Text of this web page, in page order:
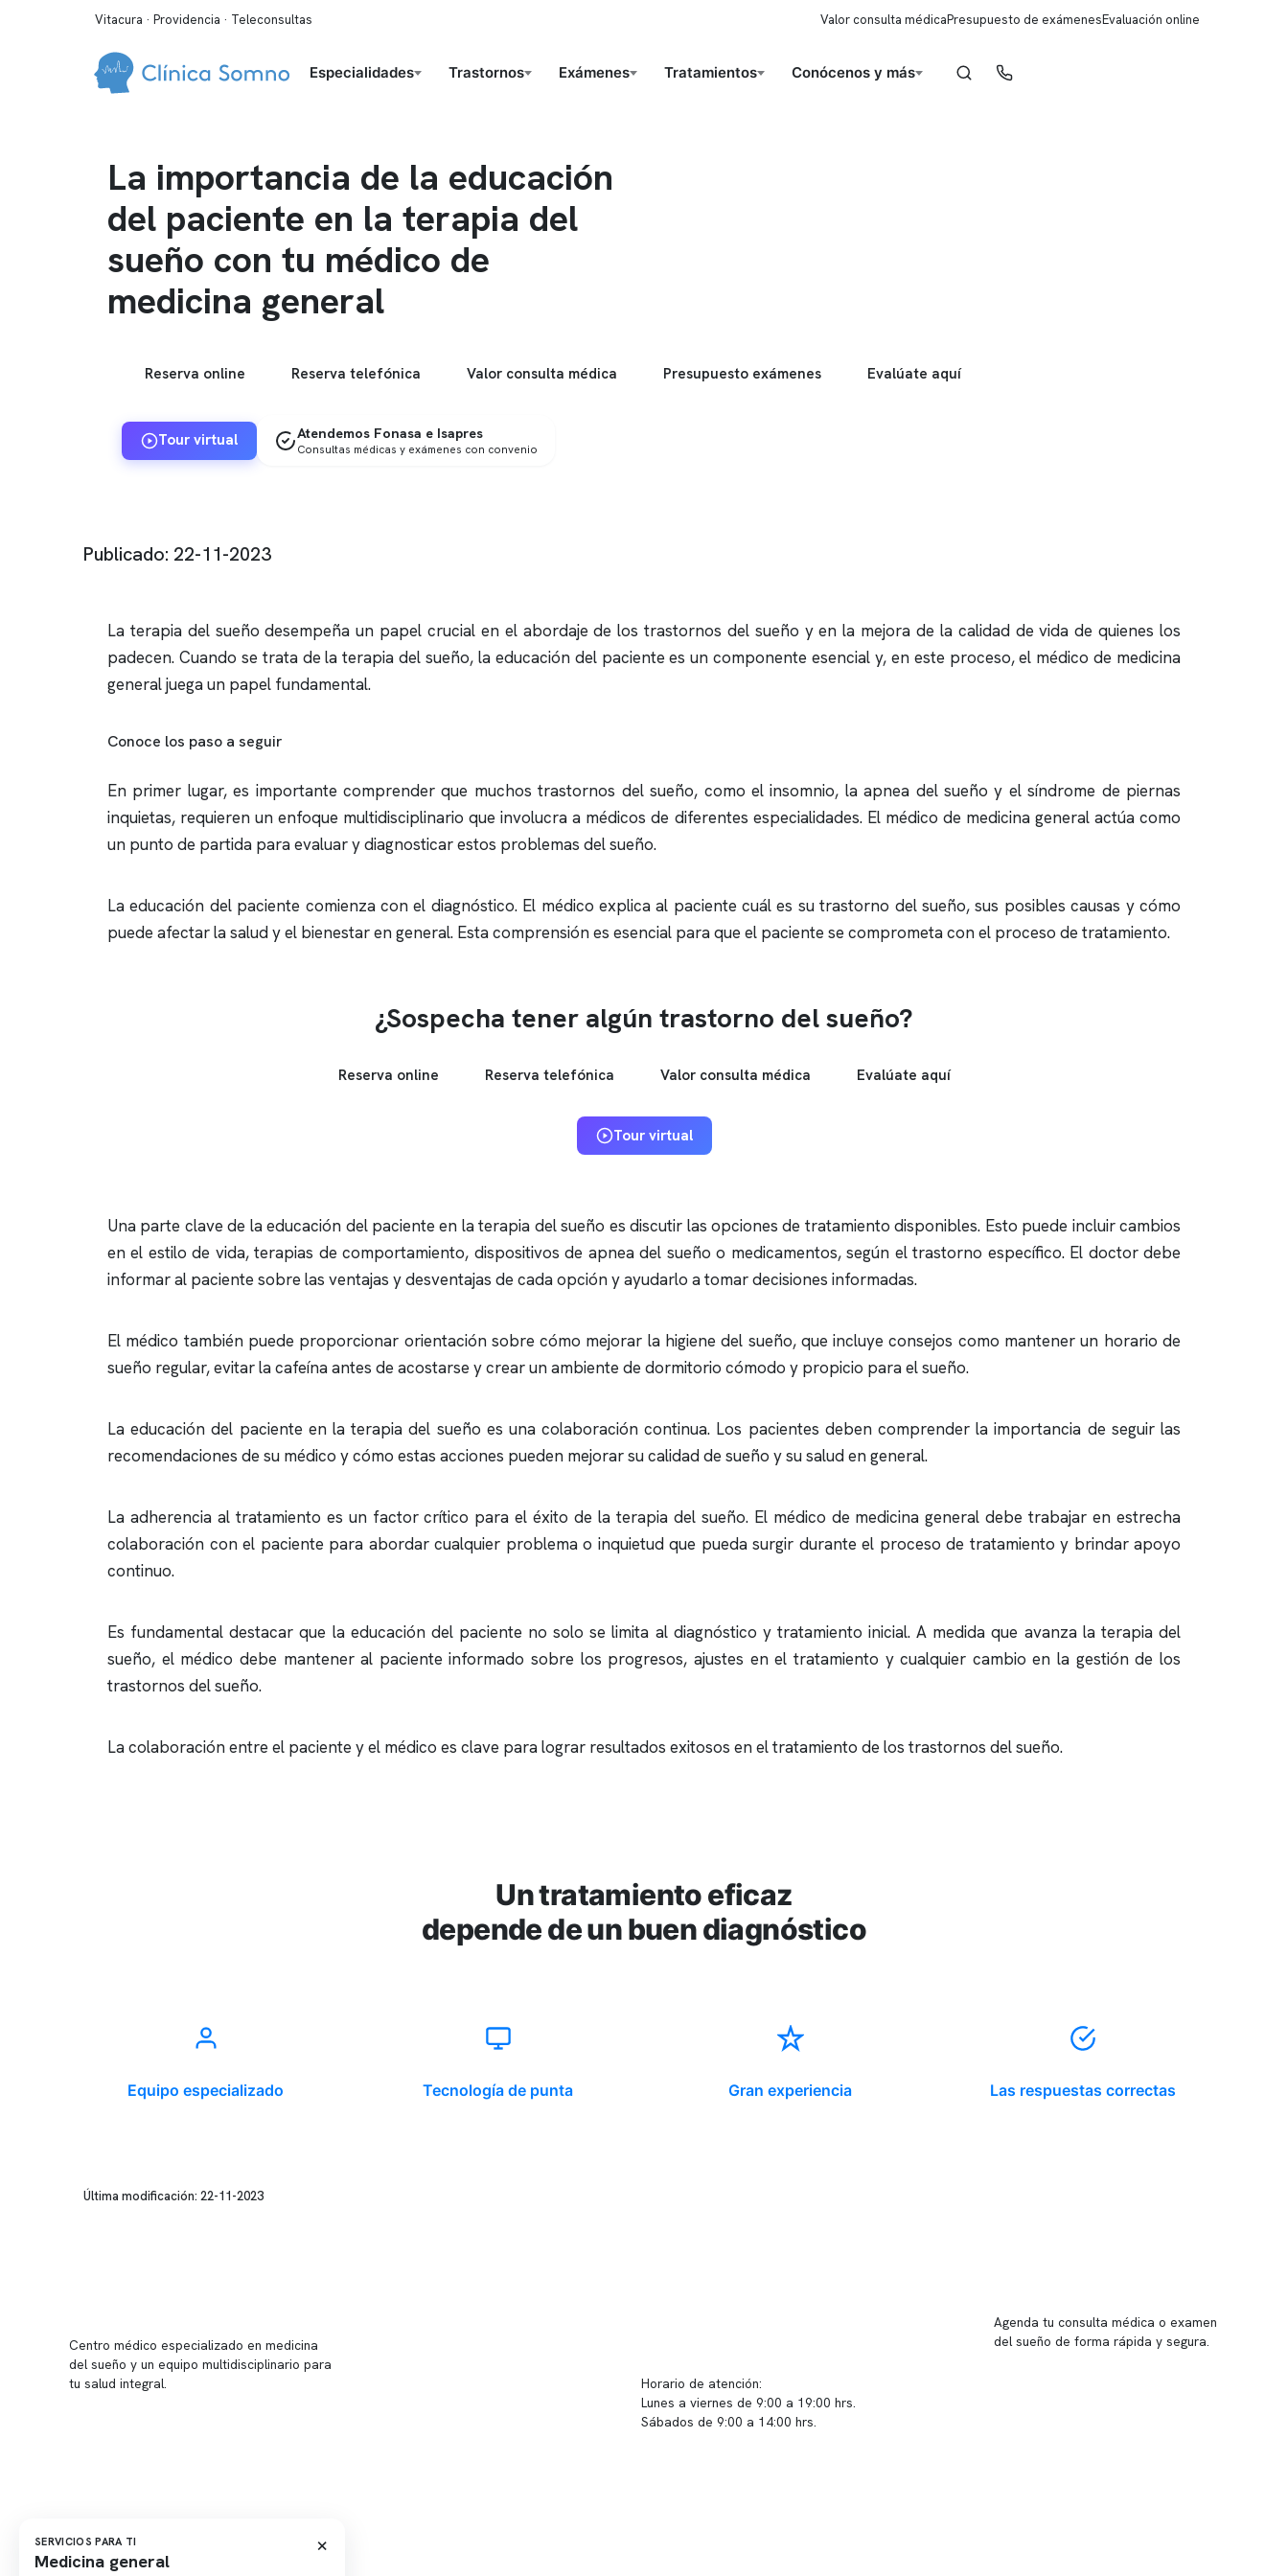
Vitacura · Providencia · Teleconsultas Valor consulta médicaPresupuesto de exámenesEvaluación online
Especialidades Trastornos Exámenes Tratamientos Conócenos y más
La importancia de la educación
del paciente en la terapia del
sueño con tu médico de
medicina general
Reserva online Reserva telefónica Valor consulta médica Presupuesto exámenes Evalúate aquí
Tour virtual Atendemos Fonasa e Isapres
Consultas médicas y exámenes con convenio
Publicado: 22-11-2023
La terapia del sueño desempeña un papel crucial en el abordaje de los trastornos del sueño y en la mejora de la calidad de vida de quienes los
padecen. Cuando se trata de la terapia del sueño, la educación del paciente es un componente esencial y, en este proceso, el médico de medicina
general juega un papel fundamental.
Conoce los paso a seguir
En primer lugar, es importante comprender que muchos trastornos del sueño, como elinsomnio, laapnea del sueño y el síndrome de piernas
inquietas, requieren un enfoque multidisciplinario que involucra a médicos de diferentes especialidades. El médico de medicina general actúa como
un punto de partida para evaluar y diagnosticar estos problemas del sueño.
La educación del paciente comienza con el diagnóstico. El médico explica al paciente cuál es su trastorno del sueño, sus posibles causas y cómo
puede afectar la salud y el bienestar en general. Esta comprensión es esencial para que el paciente se comprometa con el proceso de tratamiento.
¿Sospecha tener algún trastorno del sueño?
Reserva online Reserva telefónica Valor consulta médica Evalúate aquí
Tour virtual
Una parte clave de la educación del paciente en la terapia del sueño es discutir las opciones de tratamiento disponibles. Esto puede incluir cambios
en el estilo de vida, terapias de comportamiento, dispositivos de apnea del sueño o medicamentos, según el trastorno específico. El doctor debe
informar al paciente sobre las ventajas y desventajas de cada opción y ayudarlo a tomar decisiones informadas.
El médico también puede proporcionar orientación sobre cómo mejorar la higiene del sueño, que incluye consejos como mantener un horario de
sueño regular, evitar la cafeína antes de acostarse y crear un ambiente de dormitorio cómodo y propicio para el sueño.
La educación del paciente en la terapia del sueño es una colaboración continua. Los pacientes deben comprender la importancia de seguir las
recomendaciones de su médico y cómo estas acciones pueden mejorar su calidad de sueño y su salud en general.
La adherencia al tratamiento es un factor crítico para el éxito de la terapia del sueño. El médico de medicina general debe trabajar en estrecha
colaboración con el paciente para abordar cualquier problema o inquietud que pueda surgir durante el proceso de tratamiento y brindar apoyo
continuo.
Es fundamental destacar que la educación del paciente no solo se limita al diagnóstico y tratamiento inicial. A medida que avanza la terapia del
sueño, el médico debe mantener al paciente informado sobre los progresos, ajustes en el tratamiento y cualquier cambio en la gestión de los
trastornos del sueño.
La colaboración entre el paciente y el médico es clave para lograr resultados exitosos en el tratamiento de los trastornos del sueño.
Un tratamiento eficaz
depende de un buen diagnóstico
Equipo especializado Tecnología de punta Gran experiencia Las respuestas correctas
Última modificación: 22-11-2023
Centro médico especializado en medicina
del sueño y un equipo multidisciplinario para
tu salud integral.
Horario de atención:
Lunes a viernes de 9:00 a 19:00 hrs.
Sábados de 9:00 a 14:00 hrs.
Agenda tu consulta médica o examen
del sueño de forma rápida y segura.
SERVICIOS PARA TI
Medicina general
×